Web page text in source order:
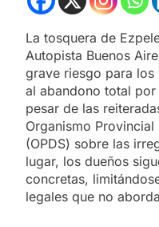
La tosquera de
Autopista Buenos
grave riesgo para
al abandono total
pesar de las
Organismo
(OPDS) sobre las
lugar, los dueños
concretas,
legales que no